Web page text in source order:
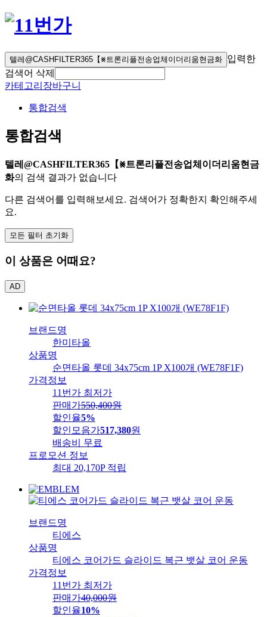
텔레@CASHFILTER365【⨳트론리플전송업체이더리움현금화 입력한
검색어 삭제
카테고리 장바구니
통합검색
통합검색
텔레@CASHFILTER365【⨳트론리플전송업체이더리움현금
화의 검색 결과가 없습니다
다른 검색어를 입력해보세요. 검색어가 정확한지 확인해주세
요.
모든 필터 초기화
이 상품은 어때요?
AD
브랜드명
한미타올
상품명
순면타올 롯데 34x75cm 1P X100개 (WE78F1F)
가격정보
11번가 최저가
판매가550,400원
할인율5%
할인모음가517,380원
배송비
무료
프로모션 정보
최대 20,170P 적립
브랜드명
티에스
상품명
티에스 코어가드 슬라이드 복근 뱃살 코어 운동
가격정보
11번가 최저가
판매가40,000원
할인율10%